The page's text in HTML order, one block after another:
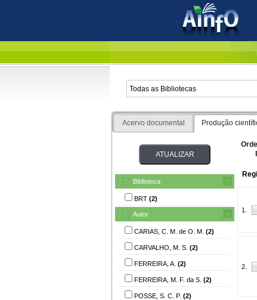
Acervo documental Produção
Biblioteca
BRT (2)
Autor
CARIAS, C. M. de O. M. (2)
CARVALHO, M. S. (2)
FERREIRA, A. (2)
FERREIRA, M. F. da S. (2)
POSSE, S. C. P. (2)
1.
2.